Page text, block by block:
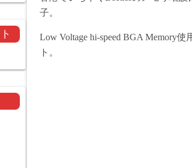
子。
Low Voltage hi-speed BGA Memory
ト。